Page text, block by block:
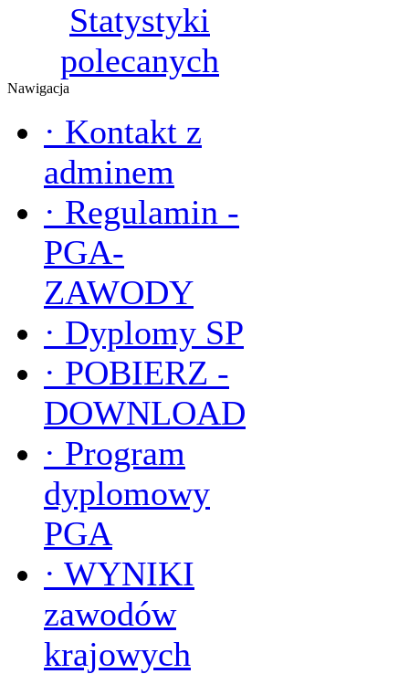
Statystyki
polecanych
Nawigacja
· Kontakt z
adminem
· Regulamin -
PGA-
ZAWODY
· Dyplomy SP
· POBIERZ -
DOWNLOAD
· Program
dyplomowy
PGA
· WYNIKI
zawodów
krajowych